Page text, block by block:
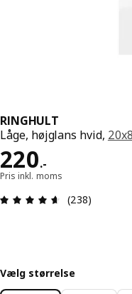
RINGHULT
Låge, højglans hvid,
220.-
Pris 220.-
Pris inkl. moms
(238)
Vælg størrelse